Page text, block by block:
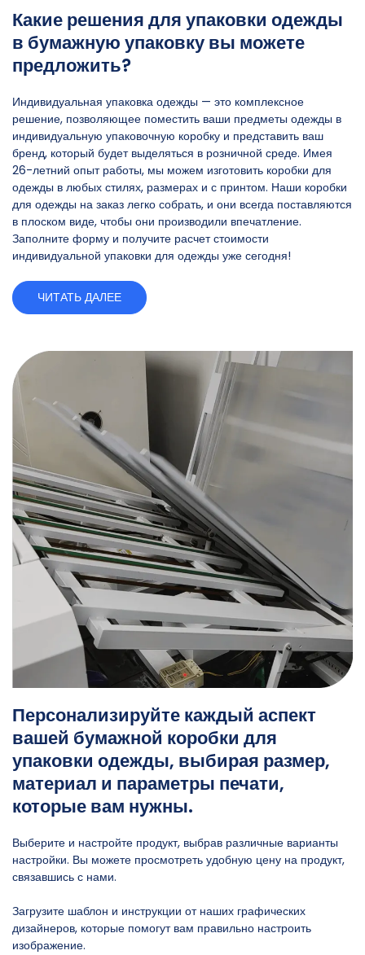
Какие решения для упаковки одежды
в бумажную упаковку вы можете
предложить?
Индивидуальная упаковка одежды — это комплексное
решение, позволяющее поместить ваши предметы одежды в
индивидуальную упаковочную коробку и представить ваш
бренд, который будет выделяться в розничной среде. Имея
26-летний опыт работы, мы можем изготовить коробки для
одежды в любых стилях, размерах и с принтом. Наши коробки
для одежды на заказ легко собрать, и они всегда поставляются
в плоском виде, чтобы они производили впечатление.
Заполните форму и получите расчет стоимости
индивидуальной упаковки для одежды уже сегодня!
ЧИТАТЬ ДАЛЕЕ
Персонализируйте каждый аспект
вашей бумажной коробки для
упаковки одежды, выбирая размер,
материал и параметры печати,
которые вам нужны.
Выберите и настройте продукт, выбрав различные варианты
настройки. Вы можете просмотреть удобную цену на продукт,
связавшись с нами.
Загрузите шаблон и инструкции от наших графических
дизайнеров, которые помогут вам правильно настроить
изображение.